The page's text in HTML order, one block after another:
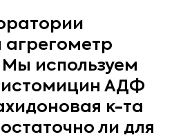
агрегометр
используем
АДФ
к-та
ли для